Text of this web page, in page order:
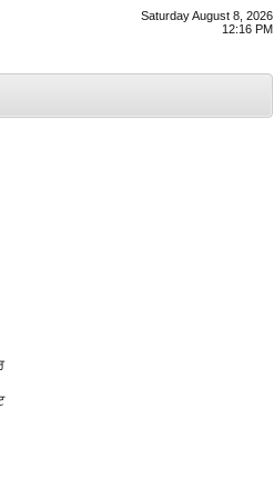
Saturday August 8, 2026
12:16 PM